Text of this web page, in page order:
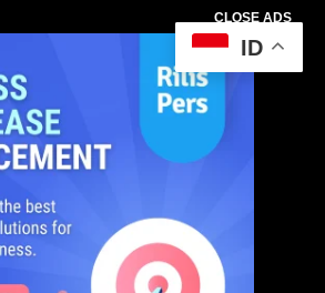
CLOSE ADS
ID